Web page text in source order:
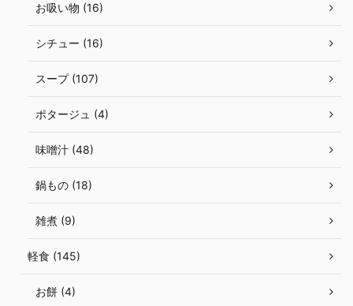
お吸い物 (16)
シチュー (16)
スープ (107)
ポタージュ (4)
味噌汁 (48)
鍋もの (18)
雑煮 (9)
軽食 (145)
お餅 (4)